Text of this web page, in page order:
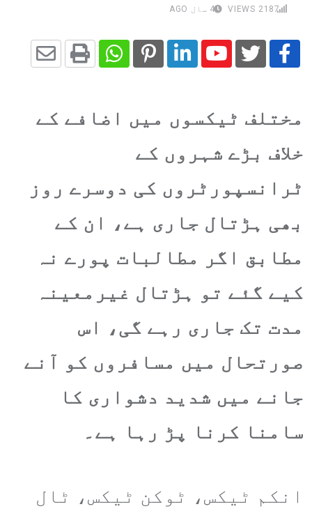
2187 4 سال AGO
Youtube
LinkedIn
Pinterest
Whatsapp
Print
مختلف ٹیکسوں میں اضافے کے
خلاف بڑے شہروں کے
ٹرانسپورٹروں کی دوسرے روز
بھی ہڑتال جاری ہے، ان کے
مطابق اگر مطالبات پورے نہ
کیے گئے تو ہڑتال غیرمعینہ
مدت تک جاری رہے گی، اس
صورتحال میں مسافروں کو آنے
جانے میں شدید دشواری کا
سامنا کرنا پڑ رہا ہے۔
انکم ٹیکس، ٹوکن ٹیکس، ٹال